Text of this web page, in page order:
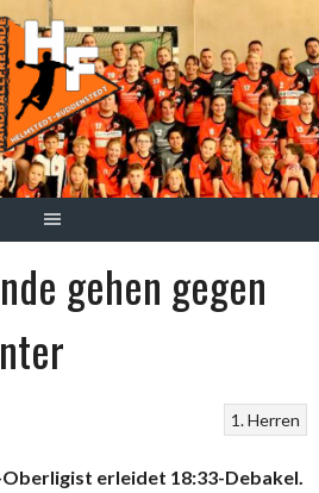
gehen gegen
1. Herren
erleidet 18:33-Debakel.